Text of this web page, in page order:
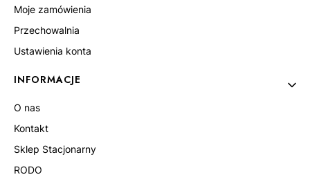
Moje zamówienia
Przechowalnia
Ustawienia konta
INFORMACJE
O nas
Kontakt
Sklep Stacjonarny
RODO